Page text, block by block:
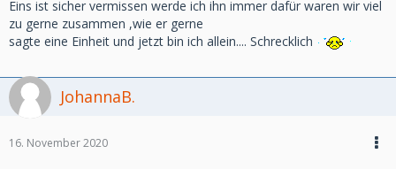
Eins ist sicher vermissen werde ich ihn immer dafür waren wir viel
zu gerne zusammen ,wie er gerne
sagte eine Einheit und jetzt bin ich allein.... Schrecklich
JohannaB.
16. November 2020